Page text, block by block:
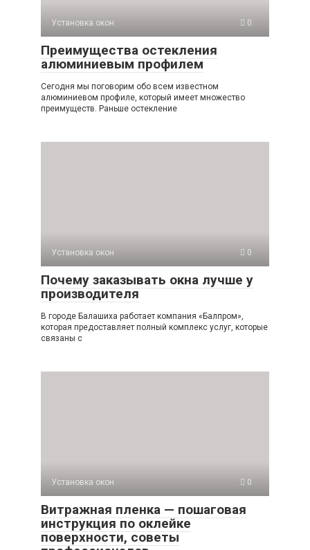
Установка окон 0
Преимущества остекления
алюминиевым профилем
Сегодня мы поговорим обо всем известном
алюминиевом профиле, который имеет множество
преимуществ. Раньше остекление
Установка окон 0
Почему заказывать окна лучше у
производителя
В городе Балашиха работает компания «Балпром»,
которая предоставляет полный комплекс услуг, которые
связаны с
Установка окон 0
Витражная пленка — пошаговая
инструкция по оклейке
поверхности, советы